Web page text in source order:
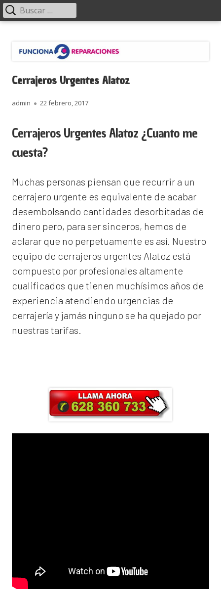
contenido
Menú
principal Buscar:
Cerrajeros Urgentes Alatoz
Autor
admin
Publicado
22 febrero, 2017
Cerrajeros Urgentes Alatoz ¿Cuanto me
cuesta?
Muchas personas piensan que recurrir a un
cerrajero urgente es equivalente de acabar
desembolsando cantidades desorbitadas de
dinero pero, para ser sinceros, hemos de
aclarar que no perpetuamente es así. Nuestro
equipo de cerrajeros urgentes Alatoz está
compuesto por profesionales altamente
cualificados que tienen muchísimos años de
experiencia atendiendo urgencias de
cerrajería y jamás ninguno se ha quejado por
nuestras tarifas.